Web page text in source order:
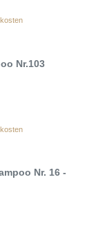
Nr.103
Nr. 16 -